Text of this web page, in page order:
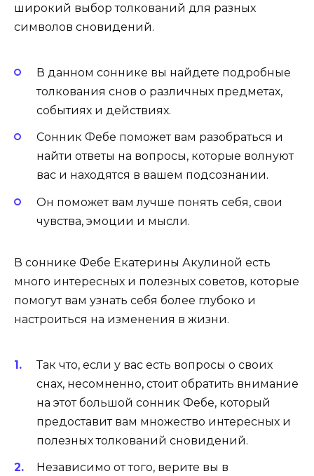
широкий выбор толкований для разных
символов сновидений.
В данном соннике вы найдете подробные
толкования снов о различных предметах,
событиях и действиях.
Сонник Фебе поможет вам разобраться и
найти ответы на вопросы, которые волнуют
вас и находятся в вашем подсознании.
Он поможет вам лучше понять себя, свои
чувства, эмоции и мысли.
В соннике Фебе Екатерины Акулиной есть
много интересных и полезных советов, которые
помогут вам узнать себя более глубоко и
настроиться на изменения в жизни.
Так что, если у вас есть вопросы о своих
снах, несомненно, стоит обратить внимание
на этот большой сонник Фебе, который
предоставит вам множество интересных и
полезных толкований сновидений.
Независимо от того, верите вы в